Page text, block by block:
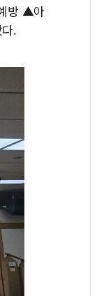
방 ▲아
.